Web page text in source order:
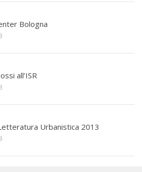
Bologna
all’ISR
Urbanistica 2013